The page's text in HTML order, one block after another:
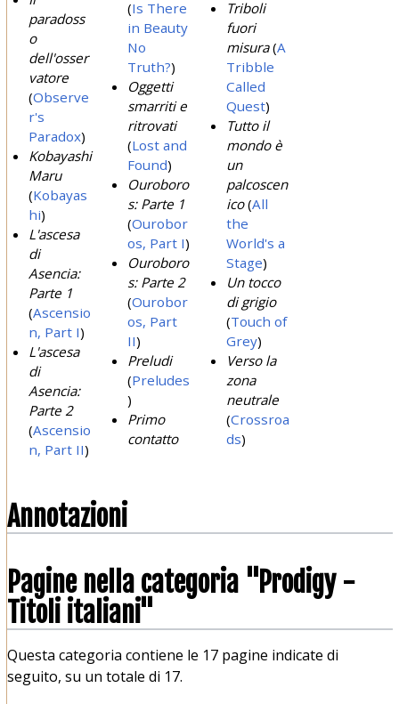
paradoss
o
dell'osser
vatore
(Observe
r's
Paradox)
Kobayashi
Maru
(Kobayas
hi)
L'ascesa
di
Asencia:
Parte 1
(Ascensio
n, Part I)
L'ascesa
di
Asencia:
Parte 2
(Ascensio
n, Part II)
(Is There
in Beauty
No
Truth?)
Oggetti
smarriti e
ritrovati
(Lost and
Found)
Ouroboro
s: Parte 1
(Ourobor
os, Part I)
Ouroboro
s: Parte 2
(Ourobor
os, Part
II)
Preludi
(Preludes
)
Primo
contatto
Triboli
fuori
misura(A
Tribble
Called
Quest)
Tutto il
mondo è
un
palcoscen
ico(All
the
World's a
Stage)
Un tocco
di grigio
(Touch of
Grey)
Verso la
zona
neutrale
(Crossroa
ds)
Annotazioni
Pagine nella categoria "Prodigy -
Titoli italiani"
Questa categoria contiene le 17 pagine indicate di
seguito, su un totale di 17.